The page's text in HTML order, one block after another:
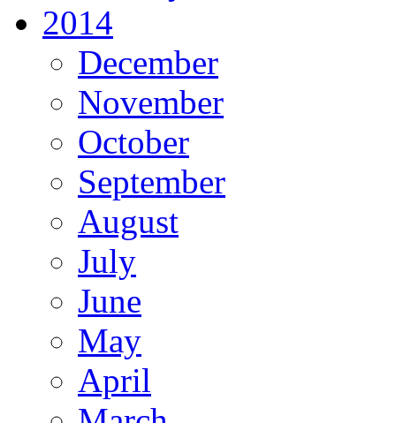
2014
December
November
October
September
August
July
June
May
April